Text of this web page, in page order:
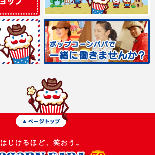
はじけるほど、笑おう。